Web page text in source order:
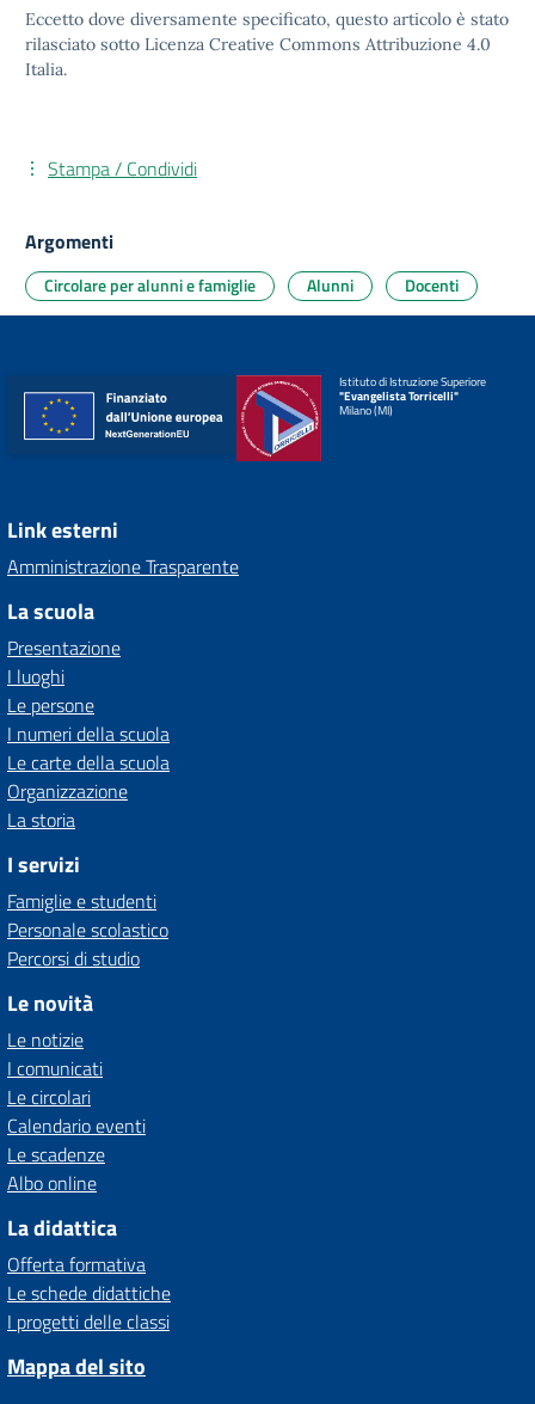
Eccetto dove diversamente specificato, questo articolo è stato
rilasciato sotto Licenza Creative Commons Attribuzione 4.0
Italia.
Stampa / Condividi
Argomenti
Circolare per alunni e famiglie Alunni Docenti
Istituto di Istruzione Superiore
"Evangelista Torricelli"
Milano (MI)
Link esterni
Amministrazione Trasparente
La scuola
Presentazione
I luoghi
Le persone
I numeri della scuola
Le carte della scuola
Organizzazione
La storia
I servizi
Famiglie e studenti
Personale scolastico
Percorsi di studio
Le novità
Le notizie
I comunicati
Le circolari
Calendario eventi
Le scadenze
Albo online
La didattica
Offerta formativa
Le schede didattiche
I progetti delle classi
Mappa del sito